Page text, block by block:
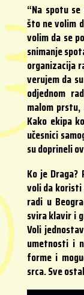
“Na spotu
što ne volim
volim da se
snimanje
organizacija
verujem da
odjednom
malom
Kako ekipa
učesnici
su doprineli
Ko je
voli da koristi
radi u
svira klavir i
Voli
umetnosti i
forme i
srca. Sve